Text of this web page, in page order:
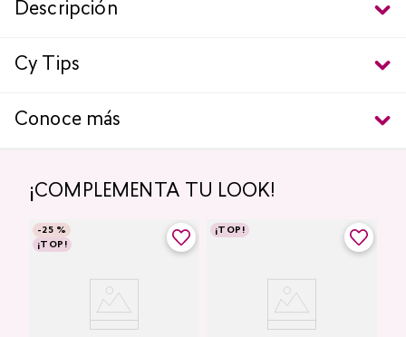
Descripción
Cy Tips
Conoce más
¡COMPLEMENTA TU LOOK!
-25 %
¡TOP!
¡TOP!